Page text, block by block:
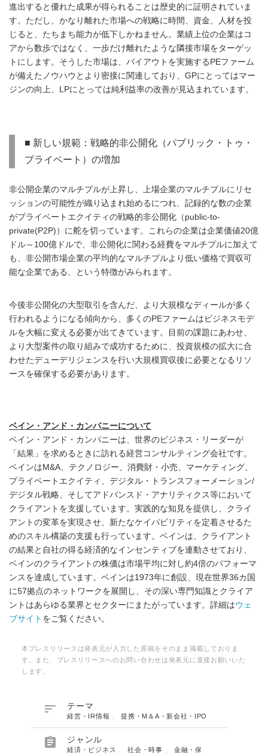
進出すると優れた成果が得られることは歴史的に証明されていま
す。ただし、かなり離れた市場への戦略に時間、資金、人材を投
じると、たちまち能力が低下しかねません。業績上位の企業はコ
アから数歩ではなく、一歩だけ離れたような隣接市場をターゲッ
トにします。そうした市場は、バイアウトを実施するPEファーム
が備えたノウハウとより密接に関連しており、GPにとってはマー
ジンの向上、LPにとっては純利益率の改善が見込まれています。
■ 新しい規範：戦略的非公開化（パブリック・トゥ・
プライベート）の増加
非公開企業のマルチプルが上昇し、上場企業のマルチプルにリセ
ッションの可能性が織り込まれ始めるにつれ、記録的な数の企業
がプライベートエクイティの戦略的非公開化（public-to-
private(P2P)）に舵を切っています。これらの企業は企業価値20億
ドル～100億ドルで、非公開化に関わる経費をマルチプルに加えて
も、非公開市場企業の平均的なマルチプルより低い価格で買収可
能な企業である、という特徴がみられます。
今後非公開化の大型取引を含んだ、より大規模なディールが多く
行われるようになる傾向から、多くのPEファームはビジネスモデ
ルを大幅に変える必要が出てきています。目前の課題にあわせ、
より大型案件の取り組みで成功するために、投資規模の拡大に合
わせたデューデリジェンスを行い大規模買収後に必要となるリソ
ースを確保する必要があります。
ベイン・アンド・カンパニーについて
ベイン・アンド・カンパニーは、世界のビジネス・リーダーが
「結果」を求めるときに訪れる経営コンサルティング会社です。
ベインはM&A、テクノロジー、消費財・小売、マーケティング、
プライベートエクイティ、デジタル・トランスフォーメーション/
デジタル戦略、そしてアドバンスド・アナリティクス等において
クライアントを支援しています。実践的な知見を提供し、クライ
アントの変革を実現させ、新たなケイパビリティを定着させるた
めのスキル構築の支援も行っています。ベインは、クライアント
の結果と自社の得る経済的なインセンティブを連動させており、
ベインのクライアントの株価は市場平均に対し約4倍のパフォーマ
ンスを達成しています。ベインは1973年に創設、現在世界36カ国
に57拠点のネットワークを展開し、その深い専門知識とクライア
ントはあらゆる業界とセクターにまたがっています。詳細はウェ
ブサイト をご覧ください。
本プレスリリースは発表元が入力した原稿をそのまま掲載しておりま
す。また、プレスリリースへのお問い合わせは発表元に直接お願いいた
します。
 テーマ
経営・IR情報 、提携・M＆A・新会社・IPO
 ジャンル
経済・ビジネス 、社会・時事
金融・保